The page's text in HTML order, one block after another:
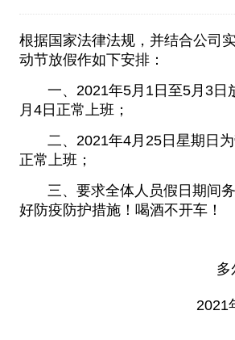
根据国家法律法规，并结合公司
动节放假作如下安排：
一、2021年5月1日至5月3日
月4日正常上班；
二、2021年4月25日星期日
正常上班；
三、要求全体人员假日期间
好防疫防护措施！喝酒不开车！
多尔
2021年4月